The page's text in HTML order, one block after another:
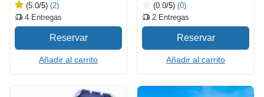
(5.0/5) (2)
4 Entregas
Añadir al carrito
(0.0/5) (0)
2 Entregas
Añadir al carrito